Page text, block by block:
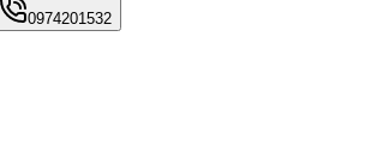
0974201532